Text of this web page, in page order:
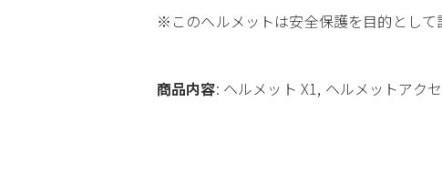
※このヘルメットは安全保護を目的として
商品内容: ヘルメット X1, ヘルメットアク